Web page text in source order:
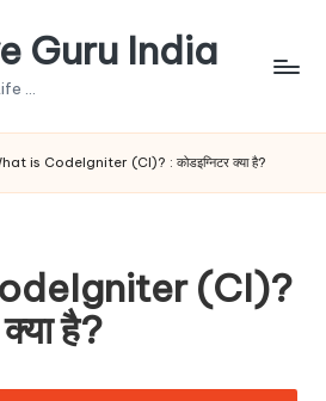
Guru India
...
is CodeIgniter (CI)? : कोडइग्निटर क्या है?
(CI)?
है?